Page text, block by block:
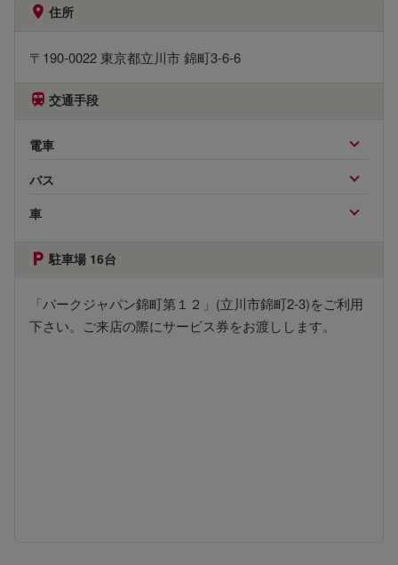
住所
〒190-0022 東京都立川市 錦町3-6-6
交通手段
電車
バス
車
駐車場 16台
「パークジャパン錦町第１２」(立川市錦町2-3)をご利用
下さい。ご来店の際にサービス券をお渡しします。